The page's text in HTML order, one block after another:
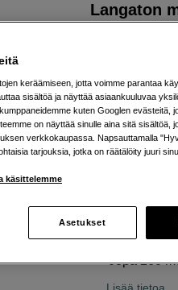
Lavalier II + 2x
Langaton
Verkkokauppa
32-bit float
Sopii
Jopa 260
keräämiseen, jotta voimme parantaa
sisältöä ja näyttää asiaankuuluvaa
kuten Googlen evästeitä,
on näyttää sinulle aina sitä sisältöä,
verkkokaupassa. Napsauttamalla
tarjouksia, jotka on räätälöity juuri
käsittelemme
Asetukset